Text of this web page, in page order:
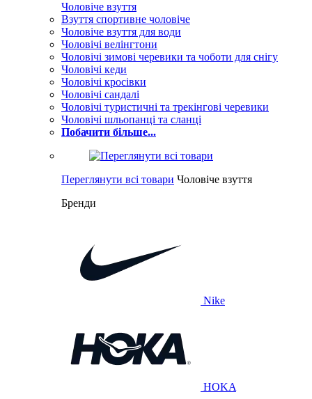
Чоловіче взуття
Взуття спортивне чоловіче
Чоловіче взуття для води
Чоловічі велінгтони
Чоловічі зимові черевики та чоботи для снігу
Чоловічі кеди
Чоловічі кросівки
Чоловічі сандалі
Чоловічі туристичні та трекінгові черевики
Чоловічі шльопанці та сланці
Побачити більше...
Переглянути всі товари Чоловіче взуття
Бренди
Nike
HOKA